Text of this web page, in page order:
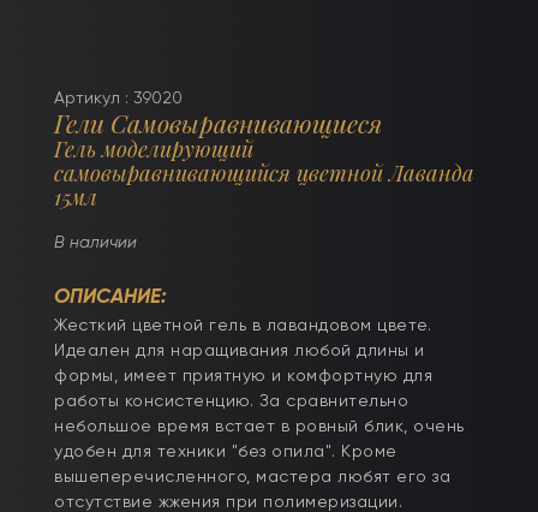
Артикул : 39020
Гели Самовыравнивающиеся
Гель моделирующий
самовыравнивающийся цветной Лаванда
15мл
В наличии
ОПИСАНИЕ:
Жесткий цветной гель в лавандовом цвете.
Идеален для наращивания любой длины и
формы, имеет приятную и комфортную для
работы консистенцию. За сравнительно
небольшое время встает в ровный блик, очень
удобен для техники "без опила". Кроме
вышеперечисленного, мастера любят его за
отсутствие жжения при полимеризации.